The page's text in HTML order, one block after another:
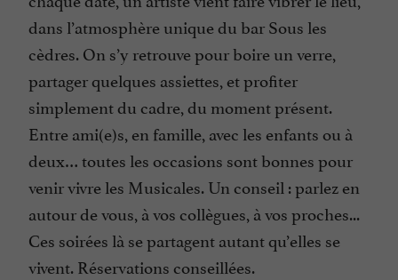
dans l’atmosphère unique du bar Sous les
cèdres. On s’y retrouve pour boire un verre,
partager quelques assiettes, et profiter
simplement du cadre, du moment présent.
Entre ami(e)s, en famille, avec les enfants ou à
deux… toutes les occasions sont bonnes pour
venir vivre les Musicales. Un conseil : parlez en
autour de vous, à vos collègues, à vos proches...
Ces soirées là se partagent autant qu’elles se
vivent. Réservations conseillées.